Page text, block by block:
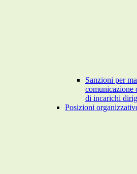
Sanzioni per
comunicazione
di incarichi
Posizioni